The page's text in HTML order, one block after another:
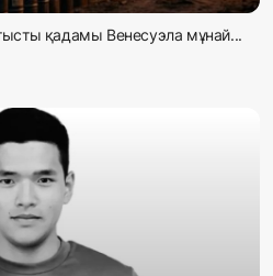
қадамы Венесуэла мұнай...